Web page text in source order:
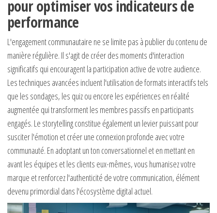
pour optimiser vos indicateurs de
performance
L'engagement communautaire ne se limite pas à publier du contenu de
manière régulière. Il s'agit de créer des moments d'interaction
significatifs qui encouragent la participation active de votre audience.
Les techniques avancées incluent l'utilisation de formats interactifs tels
que les sondages, les quiz ou encore les expériences en réalité
augmentée qui transforment les membres passifs en participants
engagés. Le storytelling constitue également un levier puissant pour
susciter l'émotion et créer une connexion profonde avec votre
communauté. En adoptant un ton conversationnel et en mettant en
avant les équipes et les clients eux-mêmes, vous humanisez votre
marque et renforcez l'authenticité de votre communication, élément
devenu primordial dans l'écosystème digital actuel.